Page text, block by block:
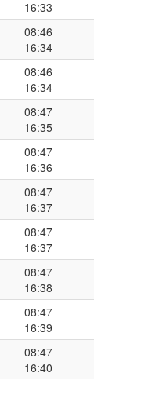
16:33
08:46
16:34
08:46
16:34
08:47
16:35
08:47
16:36
08:47
16:37
08:47
16:37
08:47
16:38
08:47
16:39
08:47
16:40